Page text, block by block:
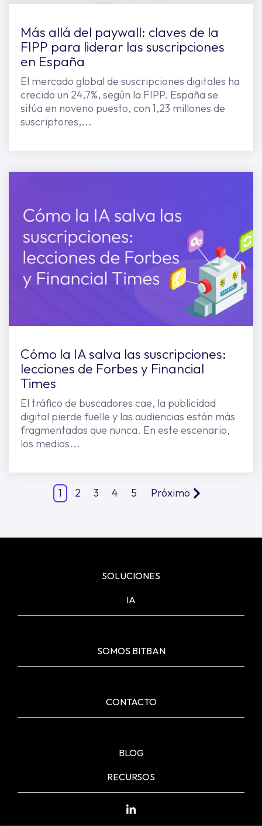
Más allá del paywall: claves de la
FIPP para liderar las suscripciones
en España
El mercado global de suscripciones digitales ha
crecido un 24,7%, según la FIPP. España se
sitúa en noveno puesto, con 1,23 millones de
suscriptores,...
Cómo la IA salva las suscripciones:
lecciones de Forbes y Financial
Times
El tráfico de buscadores cae, la publicidad
digital pierde fuelle y las audiencias están más
fragmentadas que nunca. En este escenario,
los medios...
1 2 3 4 5 Próximo
SOLUCIONES
IA
SOMOS BITBAN
CONTACTO
BLOG
RECURSOS